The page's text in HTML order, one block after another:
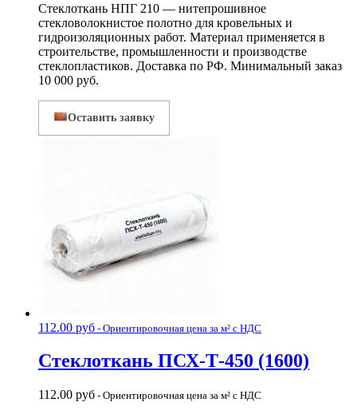
Стеклоткань НПГ 210 — нитепрошивное
стекловолокнистое полотно для кровельных и
гидроизоляционных работ. Материал применяется в
строительстве, промышленности и производстве
стеклопластиков. Доставка по РФ. Минимальный заказ
10 000 руб.
Оставить заявку
112.00 руб - Ориентировочная цена за м² с НДС
Стеклоткань ПСХ-Т-450 (1600)
112.00 руб - Ориентировочная цена за м² с НДС